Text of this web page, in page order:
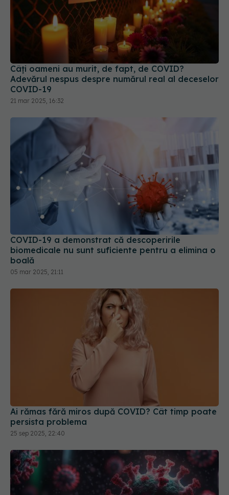
Câți oameni au murit, de fapt, de COVID?
Adevărul nespus despre numărul real al deceselor
COVID-19
21 mar 2025, 16:32
COVID-19 a demonstrat că descoperirile
biomedicale nu sunt suficiente pentru a elimina o
boală
05 mar 2025, 21:11
Ai rămas fără miros după COVID? Cât timp poate
persista problema
25 sep 2025, 22:40